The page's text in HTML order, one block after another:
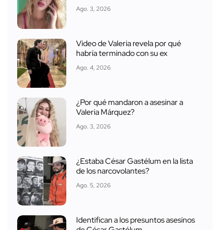
Ago. 3, 2026
Video de Valeria revela por qué
habría terminado con su ex
Ago. 4, 2026
¿Por qué mandaron a asesinar a
Valeria Márquez?
Ago. 3, 2026
¿Estaba César Gastélum en la lista
de los narcovolantes?
Ago. 5, 2026
Identifican a los presuntos asesinos